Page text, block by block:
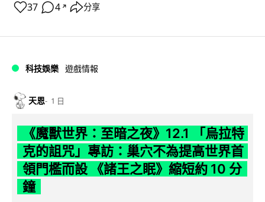
37 4 ↗ 分享
科技娛樂 遊戲情報
天恩 1 日
《魔獸世界：至暗之夜》12.1 「烏拉特
克的詛咒」專訪：巢穴不為提高世界首
領門檻而設 《諸王之眠》縮短約 10 分
鐘